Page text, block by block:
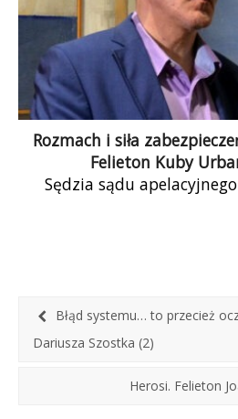
Rozmach i siła
Felieton Kuby
Sędzia sądu
Błąd systemu… to przecież
Dariusza Szostka (2)
Herosi. Felieton